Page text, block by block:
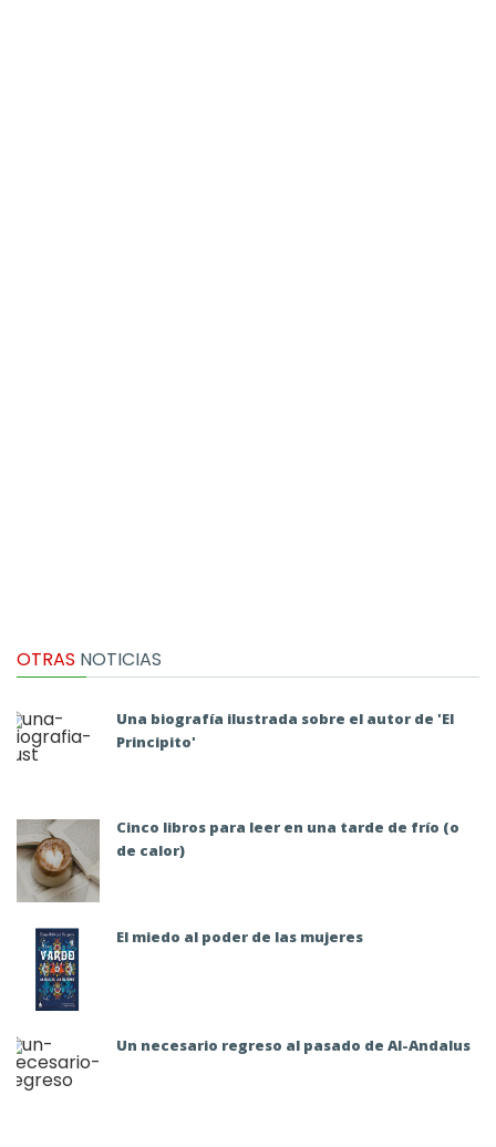
OTRAS NOTICIAS
Una biografía ilustrada sobre el autor de 'El
Principito'
Cinco libros para leer en una tarde de frío (o
de calor)
El miedo al poder de las mujeres
Un necesario regreso al pasado de Al-Andalus